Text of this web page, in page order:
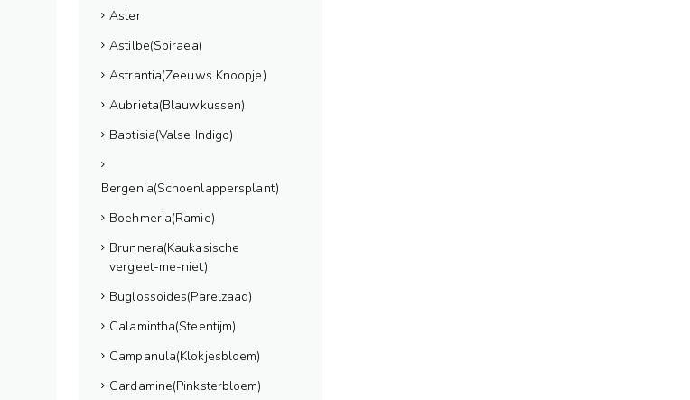
Aster
Astilbe(Spiraea)
Astrantia(Zeeuws Knoopje)
Aubrieta(Blauwkussen)
Baptisia(Valse Indigo)
Bergenia(Schoenlappersplant)
Boehmeria(Ramie)
Brunnera(Kaukasische
vergeet-me-niet)
Buglossoides(Parelzaad)
Calamintha(Steentijm)
Campanula(Klokjesbloem)
Cardamine(Pinksterbloem)